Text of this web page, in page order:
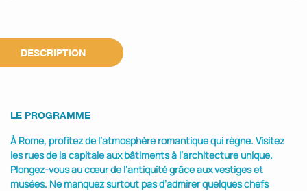
DESCRIPTION
LE PROGRAMME
À Rome, profitez de l’atmosphère romantique qui règne. Visitez
les rues de la capitale aux bâtiments à l’architecture unique.
Plongez-vous au cœur de l’antiquité grâce aux vestiges et
musées. Ne manquez surtout pas d’admirer quelques chefs